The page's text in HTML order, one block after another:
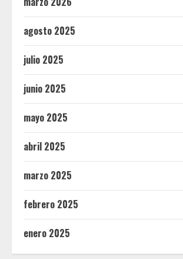
agosto 2025
julio 2025
junio 2025
mayo 2025
abril 2025
marzo 2025
febrero 2025
enero 2025